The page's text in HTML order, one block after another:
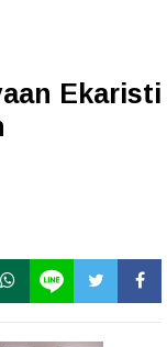
Ekaristi